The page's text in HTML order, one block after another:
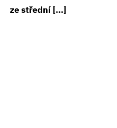
ze střední […]